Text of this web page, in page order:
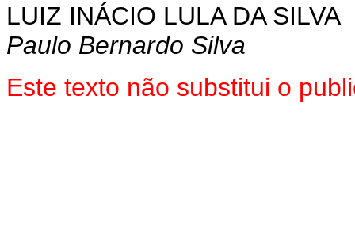
LUIZ INÁCIO LULA DA SILVA
Paulo Bernardo Silva
Este texto não substitui o